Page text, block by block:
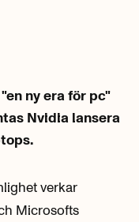
ny era för pc"
Nvidia lansera
verkar
Microsofts